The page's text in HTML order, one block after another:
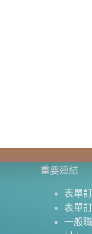
重要連結
表單
表單
一般